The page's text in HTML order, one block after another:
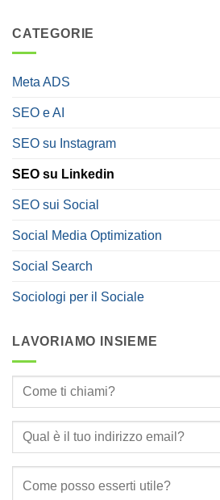
CATEGORIE
Meta ADS
SEO e AI
SEO su Instagram
SEO su Linkedin
SEO sui Social
Social Media Optimization
Social Search
Sociologi per il Sociale
LAVORIAMO INSIEME